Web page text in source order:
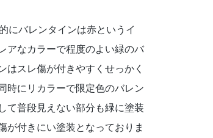
にバレンタインは赤というイ
アなカラーで程度のよい緑のバ
はスレ傷が付きやすくせっかく
時にリカラーで限定色のバレン
て普段見えない部分も緑に塗装
が付きにい塗装となっておりま